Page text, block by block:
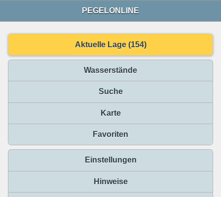
PEGELONLINE
Aktuelle Lage (154)
Wasserstände
Suche
Karte
Favoriten
Einstellungen
Hinweise